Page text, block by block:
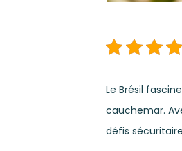
Le Brésil
cauchemar.
défis